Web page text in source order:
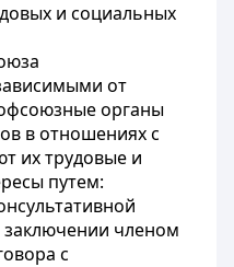
и социальных
от
органы
в отношениях с
их трудовые и
путем:
членом
с